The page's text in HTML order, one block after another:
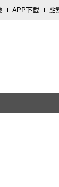
APP下載 點